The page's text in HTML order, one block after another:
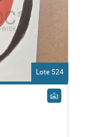
Lote 524